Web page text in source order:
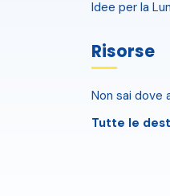
Idee per la
Risorse
Non sai dove
Tutte le